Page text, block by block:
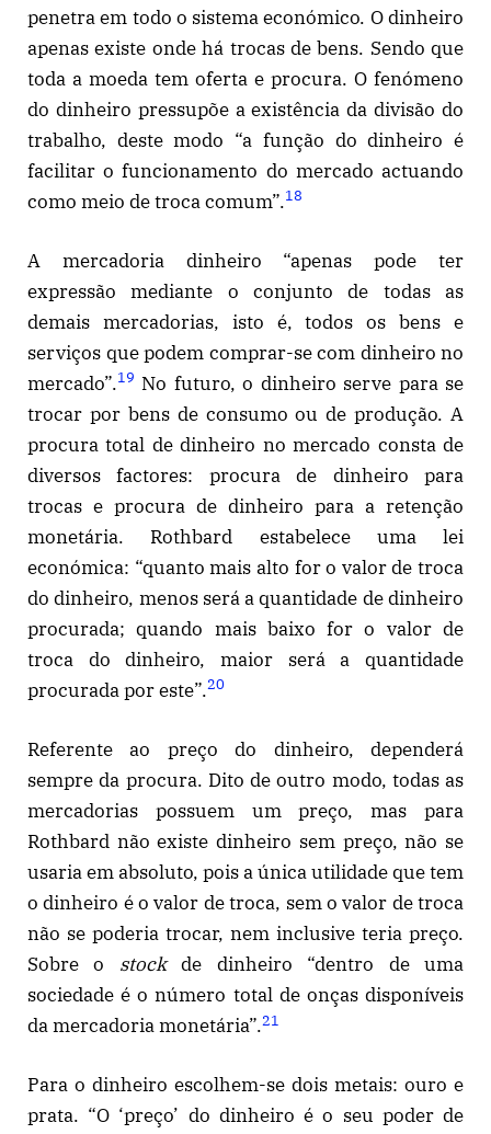
penetra em todo o sistema económico. O dinheiro
apenas existe onde há trocas de bens. Sendo que
toda a moeda tem oferta e procura. O fenómeno
do dinheiro pressupõe a existência da divisão do
trabalho, deste modo “a função do dinheiro é
facilitar o funcionamento do mercado actuando
como meio de troca comum”.18
A mercadoria dinheiro “apenas pode ter
expressão mediante o conjunto de todas as
demais mercadorias, isto é, todos os bens e
serviços que podem comprar-se com dinheiro no
mercado”.19 No futuro, o dinheiro serve para se
trocar por bens de consumo ou de produção. A
procura total de dinheiro no mercado consta de
diversos factores: procura de dinheiro para
trocas e procura de dinheiro para a retenção
monetária. Rothbard estabelece uma lei
económica: “quanto mais alto for o valor de troca
do dinheiro, menos será a quantidade de dinheiro
procurada; quando mais baixo for o valor de
troca do dinheiro, maior será a quantidade
procurada por este”.20
Referente ao preço do dinheiro, dependerá
sempre da procura. Dito de outro modo, todas as
mercadorias possuem um preço, mas para
Rothbard não existe dinheiro sem preço, não se
usaria em absoluto, pois a única utilidade que tem
o dinheiro é o valor de troca, sem o valor de troca
não se poderia trocar, nem inclusive teria preço.
Sobre o stockde dinheiro “dentro de uma
sociedade é o número total de onças disponíveis
da mercadoria monetária”.21
Para o dinheiro escolhem-se dois metais: ouro e
prata. “O ‘preço’ do dinheiro é o seu poder de